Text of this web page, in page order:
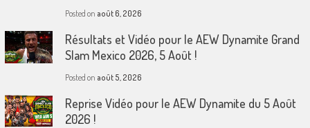
Posted on août 6, 2026
Résultats et Vidéo pour le AEW Dynamite Grand
Slam Mexico 2026, 5 Août !
Posted on août 5, 2026
Reprise Vidéo pour le AEW Dynamite du 5 Août
2026 !